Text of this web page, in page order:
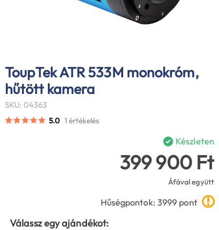
ToupTek ATR 533M monokróm,
hűtött kamera
SKU: 04363
5.0 1 értékelés
Készleten
399 900 Ft
Áfával együtt
Hűségpontok: 3999 pont
Válassz egy ajándékot: